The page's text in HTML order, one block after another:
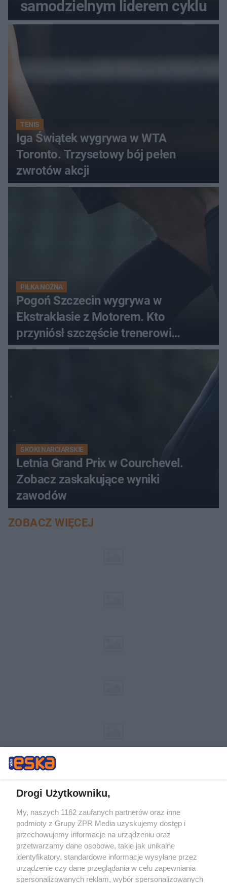
samodzielnym liderem cyklu
TENIS
Iga Świątek wygrywa w WTA
Toronto. Trzysetowy bój pełen
zwrotów akcji
PIŁKA NOŻNA
Pogoń Szczecin wygrywa w
Ekstraklasie z Motorem. Kto
przyniósł szczęście trenerowi
gospodarzy?
SKOKI NARCIARSKIE
Letnia Grand Prix w Courchevel.
Zobacz zaskakujące wyniki
zawodów
ZOBACZ WIĘCEJ
Żaden utwór zamieszczony w serwisie nie może być powielany i
rozpowszechniany lub dalej rozpowszechniany w jakikolwiek sposób (w
tym także elektroniczny lub mechaniczny) na jakimkolwiek polu
eksploatacji w jakiejkolwiek formie, włącznie z umieszczaniem w
Internecie bez pisemnej zgody właściciela praw. Jakiekolwiek użycie lub
wykorzystanie utworów w całości lub w części z naruszeniem prawa,
tzn. bez właściwej zgody, jest zabronione pod groźbą kary i może być
ścigane prawnie.
Drogi Użytkowniku,
My, naszych 1162 zaufanych partnerów oraz inne
podmioty z Grupy ZPR Media uzyskujemy dostęp i
przechowujemy informacje na urządzeniu oraz
przetwarzamy dane osobowe, takie jak unikalne
identyfikatory, standardowe informacje wysyłane przez
urządzenie czy dane przeglądania w celu zapewniania
spersonalizowanych reklam, wybór spersonalizowanych